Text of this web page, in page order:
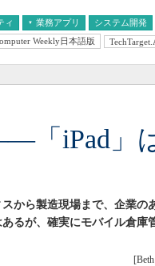
ィ 業務アプリ システム開発
経営とIT 医療IT
Weekly日本語版
「iPad」
から製造現場まで、企業の
るが、確実にモバイル倉庫